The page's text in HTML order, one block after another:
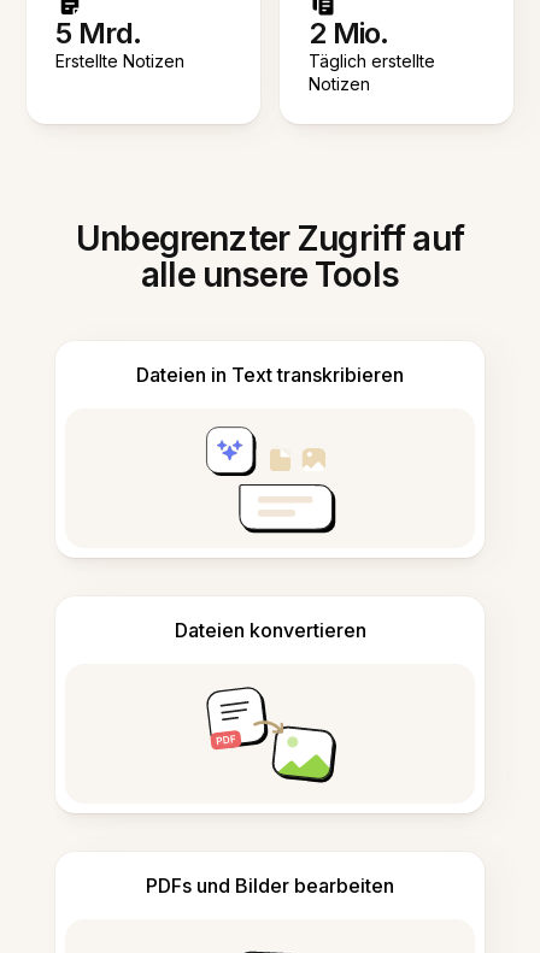
5 Mrd.
Erstellte Notizen
2 Mio.
Täglich erstellte
Notizen
Unbegrenzter Zugriff auf
alle unsere Tools
Dateien in Text transkribieren
Dateien konvertieren
PDFs und Bilder bearbeiten